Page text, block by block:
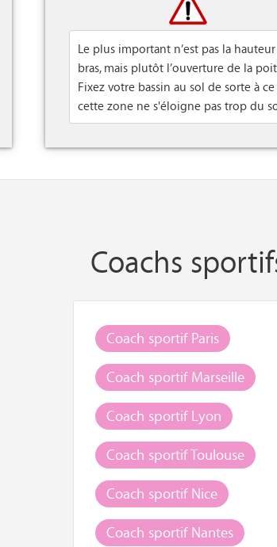
Le plus important n’est pas la
bras, mais plutôt l’ouverture de la
Fixez votre bassin au sol de sorte à
cette zone ne s'éloigne pas trop du
Coachs
Coach sportif Paris
Coach sportif Marseille
Coach sportif Lyon
Coach sportif Toulouse
Coach sportif Nice
Coach sportif Nantes